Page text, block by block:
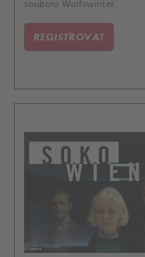
souboru Wolfswinter.
REGISTROVAT